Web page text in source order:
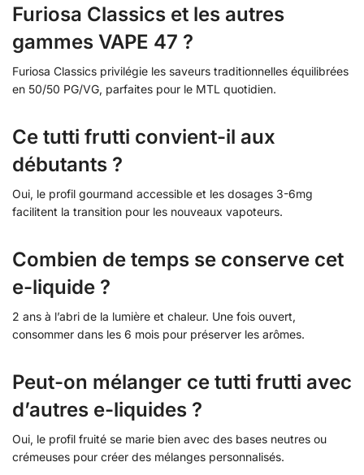
Furiosa Classics et les autres
gammes VAPE 47 ?
Furiosa Classics privilégie les saveurs traditionnelles équilibrées
en 50/50 PG/VG, parfaites pour le MTL quotidien.
Ce tutti frutti convient-il aux
débutants ?
Oui, le profil gourmand accessible et les dosages 3-6mg
facilitent la transition pour les nouveaux vapoteurs.
Combien de temps se conserve cet
e-liquide ?
2 ans à l’abri de la lumière et chaleur. Une fois ouvert,
consommer dans les 6 mois pour préserver les arômes.
Peut-on mélanger ce tutti frutti avec
d’autres e-liquides ?
Oui, le profil fruité se marie bien avec des bases neutres ou
crémeuses pour créer des mélanges personnalisés.